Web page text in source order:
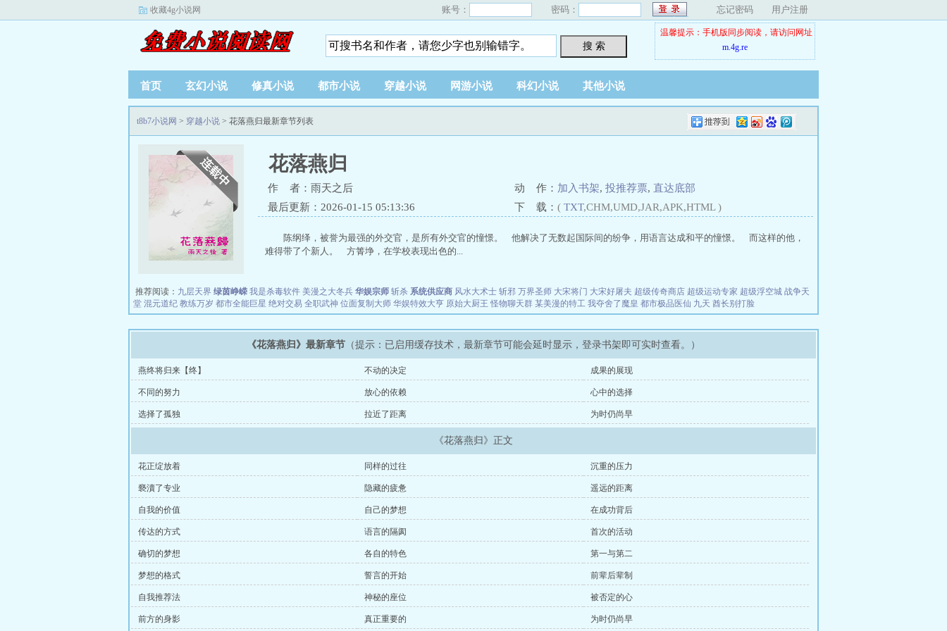
收藏4g小说网 账号： 密码： 忘记密码 用户注册
搜 索
温馨提示：手机版同步阅读，请访问网址
m.4g.re
首页 玄幻小说 修真小说 都市小说 穿越小说 网游小说 科幻小说 其他小说
t8b7小说网 > 穿越小说 > 花落燕归最新章节列表
花落燕归
作 者：雨天之后 动 作： 加入书架, 投推荐票, 直达底部
最后更新：2026-01-15 05:13:36
下 载： ( TXT,CHM,UMD,JAR,APK,HTML )
陈纲绎，被誉为最强的外交官，是所有外交官的憧憬。 他解决了无数起国际间的纷争，用语言达成和平的憧憬。 而这样的他，
难得带了个新人。 方箐埩，在学校表现出色的...
推荐阅读： 九层天界 绿茵峥嵘 我是杀毒软件 美漫之大冬兵 华娱宗师 斩杀 系统供应商 风水大术士 斩邪 万界圣师 大宋将门 大宋好屠夫 超级传奇商店 超级运动专家 超级浮空城 战争天
堂 混元道纪 教练万岁 都市全能巨星 绝对交易 全职武神 位面复制大师 华娱特效大亨 原始大厨王 怪物聊天群 某美漫的特工 我夺舍了魔皇 都市极品医仙 九天 酋长别打脸
《花落燕归》最新章节 （提示：已启用缓存技术，最新章节可能会延时显示，登录书架即可实时查看。）
燕终将归来【终】 不动的决定 成果的展现
不同的努力 放心的依赖 心中的选择
选择了孤独 拉近了距离 为时仍尚早
《花落燕归》正文
花正绽放着 同样的过往 沉重的压力
褻瀆了专业 隐藏的疲惫 遥远的距离
自我的价值 自己的梦想 在成功背后
传达的方式 语言的隔阂 首次的活动
确切的梦想 各自的特色 第一与第二
梦想的格式 誓言的开始 前辈后辈制
自我推荐法 神秘的座位 被否定的心
前方的身影 真正重要的 为时仍尚早